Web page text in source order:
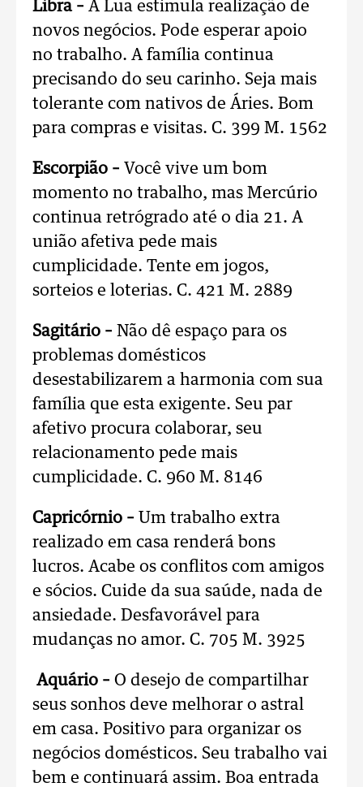
Libra – A Lua estimula realização de
novos negócios. Pode esperar apoio
no trabalho. A família continua
precisando do seu carinho. Seja mais
tolerante com nativos de Áries. Bom
para compras e visitas. C. 399 M. 1562
Escorpião – Você vive um bom
momento no trabalho, mas Mercúrio
continua retrógrado até o dia 21. A
união afetiva pede mais
cumplicidade. Tente em jogos,
sorteios e loterias. C. 421 M. 2889
Sagitário – Não dê espaço para os
problemas domésticos
desestabilizarem a harmonia com sua
família que esta exigente. Seu par
afetivo procura colaborar, seu
relacionamento pede mais
cumplicidade. C. 960 M. 8146
Capricórnio – Um trabalho extra
realizado em casa renderá bons
lucros. Acabe os conflitos com amigos
e sócios. Cuide da sua saúde, nada de
ansiedade. Desfavorável para
mudanças no amor. C. 705 M. 3925
Aquário – O desejo de compartilhar
seus sonhos deve melhorar o astral
em casa. Positivo para organizar os
negócios domésticos. Seu trabalho vai
bem e continuará assim. Boa entrada